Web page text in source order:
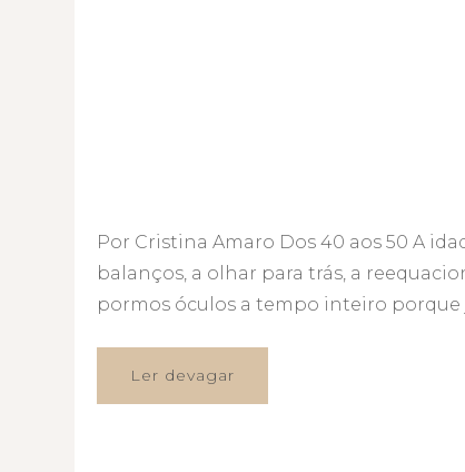
Por Cristina Amaro Dos 40 aos 50 A
balanços, a olhar para trás, a
pormos óculos a tempo inteiro porque
Ler devagar